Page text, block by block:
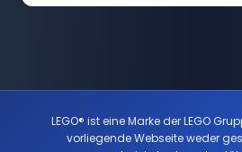
LEGO® ist eine Marke der LEGO
vorliegende Webseite weder